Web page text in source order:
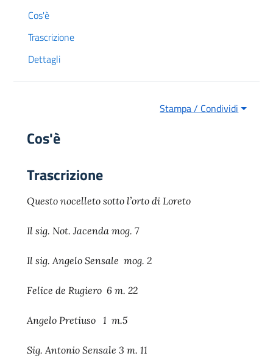
Cos'è
Trascrizione
Dettagli
Stampa / Condividi
Cos'è
Trascrizione
Questo nocelleto sotto l’orto di Loreto
Il sig. Not. Jacenda mog. 7
Il sig. Angelo Sensale mog. 2
Felice de Rugiero 6 m. 22
Angelo Pretiuso 1 m.5
Sig. Antonio Sensale 3 m. 11